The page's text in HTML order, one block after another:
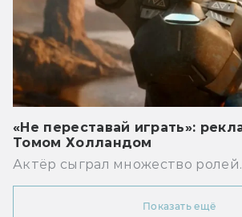
«Не переставай играть»:
Томом Холландом
Актёр сыграл множество ролей.
Показать ещё